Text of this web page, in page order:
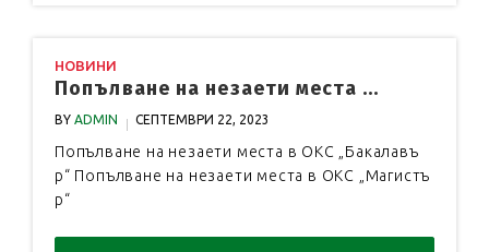
НОВИНИ
Попълване на незаети места ...
BY ADMIN СЕПТЕМВРИ 22, 2023
Попълване на незаети места в ОКС „Бакалавъ
р“ Попълване на незаети места в ОКС „Магистъ
р“